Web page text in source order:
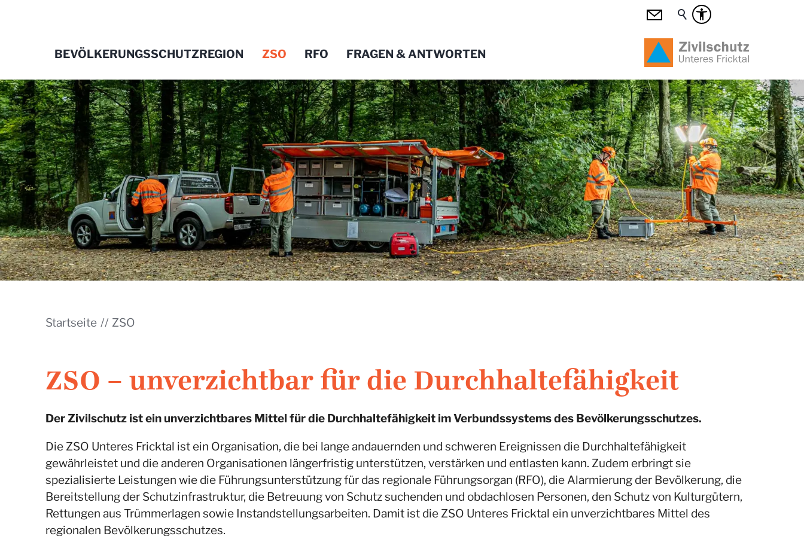
BEVÖLKERUNGSSCHUTZREGION ZSO RFO FRAGEN & ANTWORTEN
Startseite ZSO
ZSO – unverzichtbar für die Durchhaltefähigkeit
Der Zivilschutz ist ein unverzichtbares Mittel für die Durchhaltefähigkeit im Verbundssystems des Bevölkerungsschutzes.
Die ZSO Unteres Fricktal ist ein Organisation, die bei lange andauernden und schweren Ereignissen die Durchhaltefähigkeit
gewährleistet und die anderen Organisationen längerfristig unterstützen, verstärken und entlasten kann. Zudem erbringt sie
spezialisierte Leistungen wie die Führungsunterstützung für das regionale Führungsorgan (RFO), die Alarmierung der Bevölkerung, die
Bereitstellung der Schutzinfrastruktur, die Betreuung von Schutz suchenden und obdachlosen Personen, den Schutz von Kulturgütern,
Rettungen aus Trümmerlagen sowie Instandstellungsarbeiten. Damit ist die ZSO Unteres Fricktal ein unverzichtbares Mittel des
regionalen Bevölkerungsschutzes.